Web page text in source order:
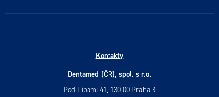
Kontakty
Dentamed (ČR), spol. s r.o.
Pod Lipami 41, 130 00 Praha 3